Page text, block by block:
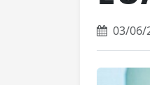
03/06/